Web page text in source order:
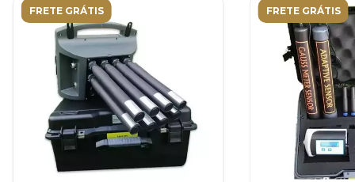
FRETE GRÁTIS FRETE GRÁTIS